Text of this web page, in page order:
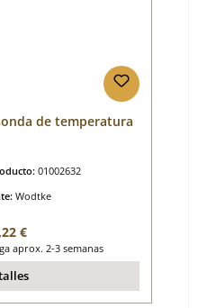
de temperatura
01002632
Wodtke
normal:
€
aprox. 2-3 semanas